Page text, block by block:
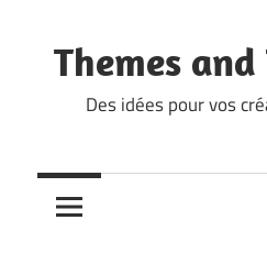
content
Themes
Des idées pour vos